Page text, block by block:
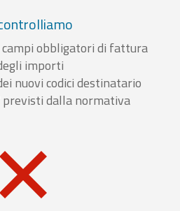
campi obbligatori di fattura
importi
nuovi codici destinatario
dalla normativa